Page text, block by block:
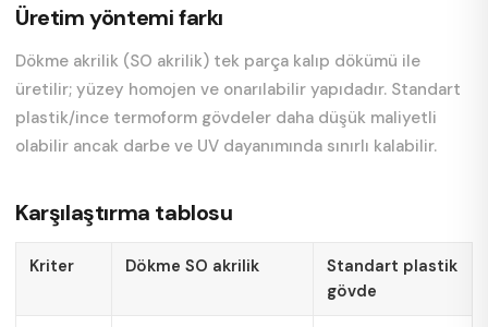
Üretim yöntemi farkı
Dökme akrilik (SO akrilik) tek parça kalıp dökümü ile
üretilir; yüzey homojen ve onarılabilir yapıdadır. Standart
plastik/ince termoform gövdeler daha düşük maliyetli
olabilir ancak darbe ve UV dayanımında sınırlı kalabilir.
Karşılaştırma tablosu
Kriter Dökme SO akrilik
Standart plastik
gövde